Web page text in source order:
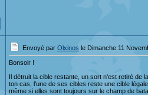
Envoyé par Olxinos le Dimanche 11
Bonsoir !
Il détruit la cible restante, un sort n'est retiré de
ton cas, l'une de ses cibles reste une cible
même si elles sont toujours sur le champ de